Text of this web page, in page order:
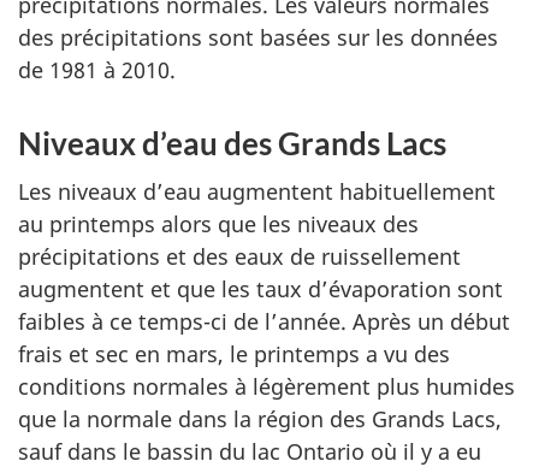
des précipitations sont basées sur les données
de 1981 à 2010.
Niveaux d’eau des Grands Lacs
Les niveaux d’eau augmentent habituellement
au printemps alors que les niveaux des
précipitations et des eaux de ruissellement
augmentent et que les taux d’évaporation sont
faibles à ce temps-ci de l’année. Après un début
frais et sec en mars, le printemps a vu des
conditions normales à légèrement plus humides
que la normale dans la région des Grands Lacs,
sauf dans le bassin du lac Ontario où il y a eu